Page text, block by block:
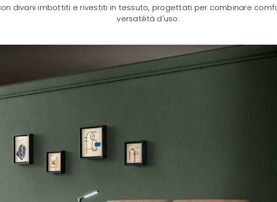
divani imbottiti e rivestiti in tessuto, progettati per combinare
versatilità d'uso.